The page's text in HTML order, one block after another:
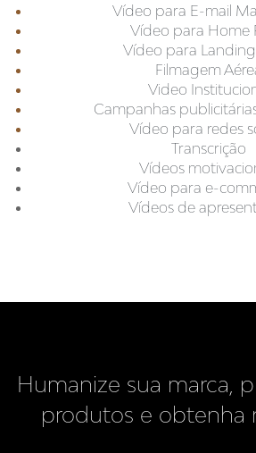
Vídeo para E-mail
Vídeo para Home
Vídeo para
Filmagem
Video
Campanhas
Vídeo para redes
Transcrição
Vídeos
Vídeo para e-
Vídeos de
Humanize sua marca,
produtos e obtenha